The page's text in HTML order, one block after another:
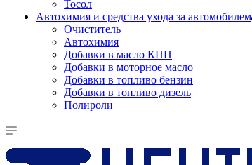
Тосол
Автохимия и средства ухода за автомобилем
Очиститель
Автохимия
Добавки в масло КПП
Добавки в моторное масло
Добавки в топливо бензин
Добавки в топливо дизель
Полироли